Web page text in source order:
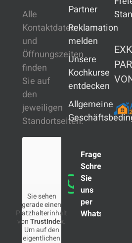
Alle
Kontaktdaten
und
Öffnungszeiten
finden
Sie auf
den
jeweiligen
Standortseiten.
Sie sehen
gerade einen
Platzhalterinhalt
vonTrustIndex.
Um auf den
eigentlichen
Partner
Reklamation
melden
Unsere
Kochkurse
entdecken
Allgemeine
Fragen?
Schreiben
Sie
uns
per
WhatsApp